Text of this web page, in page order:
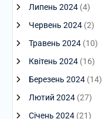
Липень 2024(4)
Червень 2024(2)
Травень 2024(10)
Квітень 2024(16)
Березень 2024(14)
Лютий 2024(27)
Січень 2024(21)